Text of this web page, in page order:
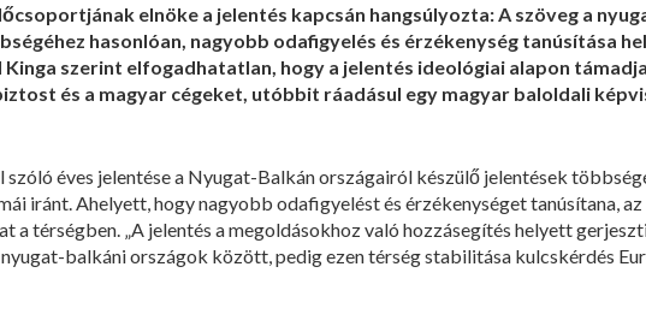
elnöke a jelentés kapcsán hangsúlyozta: A szöveg a
hasonlóan, nagyobb odafigyelés és érzékenység tanúsítása
szerint elfogadhatatlan, hogy a jelentés ideológiai alapon támadja
és a magyar cégeket, utóbbit ráadásul egy magyar baloldali
éves jelentése a Nyugat-Balkán országairól készülő jelentések
iránt. Ahelyett, hogy nagyobb odafigyelést és érzékenységet tanúsítana, az
a térségben. „A jelentés a megoldásokhoz való hozzásegítés helyett
balkáni országok között, pedig ezen térség stabilitása kulcskérdés